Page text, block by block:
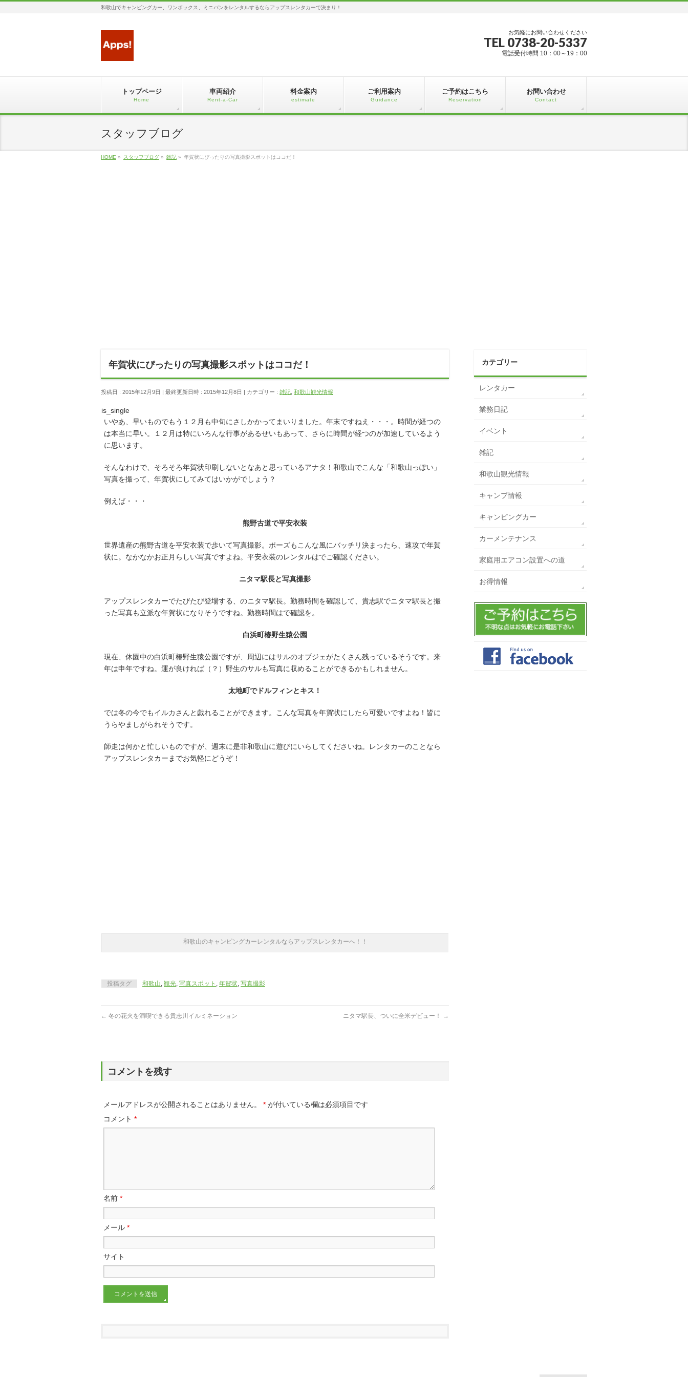
和歌山でキャンピングカー、ワンボックス、ミニバンをレンタルするならアップスレンタカーで決まり！
お気軽にお問い合わせください
TEL 0738-20-5337
電話受付時間 10：00～19：00
トップページ
Home
車両紹介
Rent-a-Car
料金案内
estimate
ご利用案内
Guidance
ご予約はこちら
Reservation
お問い合わせ
Contact
スタッフブログ
HOME » スタッフブログ » 雑記 » 年賀状にぴったりの写真撮影スポットはココだ！
年賀状にぴったりの写真撮影スポットはココだ！
投稿日 : 2015年12月9日 最終更新日時 : 2015年12月8日 カテゴリー : 雑記 和歌山観光情報
is_single
いやあ、早いものでもう１２月も中旬にさしかかってまいりました。年末ですねえ・・・。時間が経つの
は本当に早い。１２月は特にいろんな行事があるせいもあって、さらに時間が経つのが加速しているよう
に思います。
そんなわけで、そろそろ年賀状印刷しないとなあと思っているアナタ！和歌山でこんな「和歌山っぽい」
写真を撮って、年賀状にしてみてはいかがでしょう？
例えば・・・
熊野古道で平安衣装
世界遺産の熊野古道を平安衣装で歩いて写真撮影。ポーズもこんな風にバッチリ決まったら、速攻で年賀
状に。なかなかお正月らしい写真ですよね。平安衣装のレンタルはでご確認ください。
ニタマ駅長と写真撮影
アップスレンタカーでたびたび登場する、のニタマ駅長。勤務時間を確認して、貴志駅でニタマ駅長と撮
った写真も立派な年賀状になりそうですね。勤務時間はで確認を。
白浜町椿野生猿公園
現在、休園中の白浜町椿野生猿公園ですが、周辺にはサルのオブジェがたくさん残っているそうです。来
年は申年ですね。運が良ければ（？）野生のサルも写真に収めることができるかもしれません。
太地町でドルフィンとキス！
では冬の今でもイルカさんと戯れることができます。こんな写真を年賀状にしたら可愛いですよね！皆に
うらやましがられそうです。
師走は何かと忙しいものですが、週末に是非和歌山に遊びにいらしてくださいね。レンタカーのことなら
アップスレンタカーまでお気軽にどうぞ！
和歌山のキャンピングカーレンタルならアップスレンタカーへ！！
投稿タグ 和歌山, 観光, 写真スポット , 年賀状, 写真撮影
← 冬の花火を満喫できる貴志川イルミネーション ニタマ駅長、ついに全米デビュー！ →
コメントを残す
メールアドレスが公開されることはありません。 * が付いている欄は必須項目です
コメント *
名前 *
メール *
サイト
カテゴリー
レンタカー
業務日記
イベント
雑記
和歌山観光情報
キャンプ情報
キャンピングカー
カーメンテナンス
家庭用エアコン設置への道
お得情報